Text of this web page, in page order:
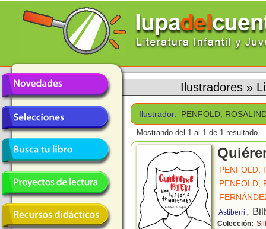
Ilustradores »
Ilustrador: PENFOLD,
Mostrando del 1 al 1 de 1 resultado.
PENFOLD,
PENFOLD,
Astiberri ,
Colección: